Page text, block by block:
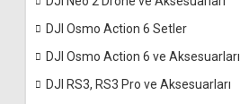
DJI Osmo Action 6 Setler
DJI Osmo Action 6 ve Aksesuarları
DJI RS3, RS3 Pro ve Aksesuarları